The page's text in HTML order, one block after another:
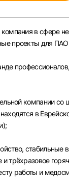
в сфере
проекты для ПАО
компании со
в
стабильные
трёхразовое
работы и